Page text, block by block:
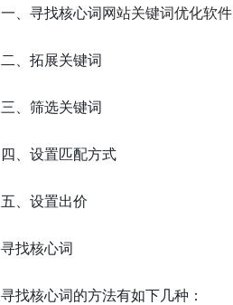
一、寻找核心词网站关键词优化软件
二、拓展关键词
三、筛选关键词
四、设置匹配方式
五、设置出价
寻找核心词
寻找核心词的方法有如下几种：